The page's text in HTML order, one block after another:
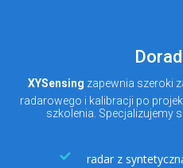
XYSensing zapewnia szeroki
radarowego i kalibracji po
szkolenia. Specjalizujemy
radar z